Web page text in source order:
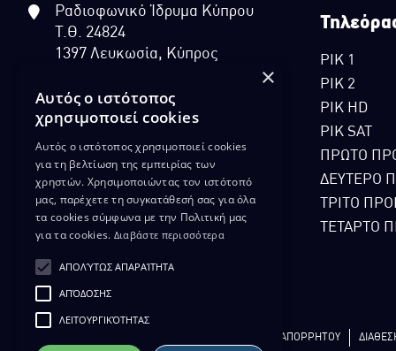
Ραδιοφωνικό Ίδρυμα Κύπρου
Τ.Θ. 24824
1397 Λευκωσία, Κύπρος
ΡΙΚ 1
ΡΙΚ 2
ΡΙΚ HD
ΡΙΚ SAT
ΠΡΩΤΟ
ΔΕΥΤΕΡΟ
ΤΡΙΤΟ
ΤΕΤΑΡΤΟ
ΠΟΛΙΤΙΚΗ ΑΠΟΡΡΗΤΟΥ
×
Αυτός ο ιστότοπος
χρησιμοποιεί cookies
Αυτός ο ιστότοπος χρησιμοποιεί cookies
για τη βελτίωση της εμπειρίας των
χρηστών. Χρησιμοποιώντας τον ιστότοπό
μας, παρέχετε τη συγκατάθεσή σας για όλα
τα cookies σύμφωνα με την Πολιτική μας
για τα cookies. Διαβάστε περισσότερα
ΑΠΟΛΎΤΩΣ ΑΠΑΡΑΊΤΗΤΑ
ΑΠΌΔΟΣΗΣ
ΛΕΙΤΟΥΡΓΙΚΌΤΗΤΑΣ